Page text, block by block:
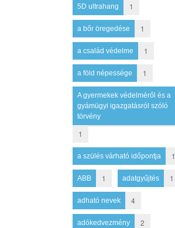
5D ultrahang 1
a bőr öregedése 1
a család védelme 1
a föld népessége 1
A gyermekek védelméről és a
gyámügyi igazgatásról szóló
törvény
1
a szülés várható időpontja 1
ABB 1 adatgyűjtés 1
adható nevek 4
adókedvezmény 2